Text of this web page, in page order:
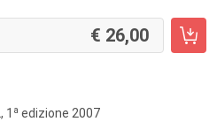
26,00
1 a edizione 2007